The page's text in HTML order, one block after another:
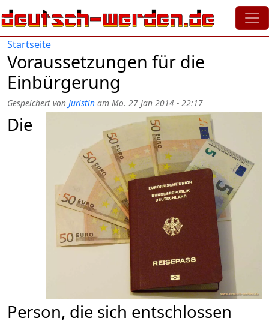
Direkt zum Inhalt
Startseite
Voraussetzungen für die
Einbürgerung
Gespeichert von Juristin am Mo. 27 Jan 2014 - 22:17
Die
Person, die sich entschlossen